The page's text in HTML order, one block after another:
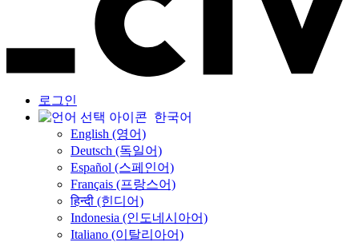
로그인
한국어
English (영어)
Deutsch (독일어)
Español (스페인어)
Français (프랑스어)
हिन्दी (힌디어)
Indonesia (인도네시아어)
Italiano (이탈리아어)